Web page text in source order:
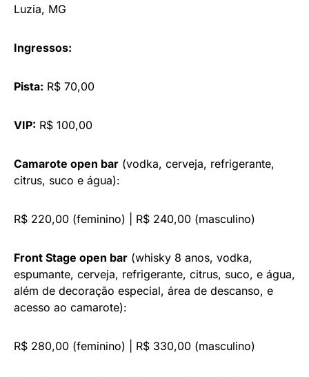
Luzia, MG
Ingressos:
Pista: R$ 70,00
VIP: R$ 100,00
Camarote open bar (vodka, cerveja, refrigerante,
citrus, suco e água):
R$ 220,00 (feminino) | R$ 240,00 (masculino)
Front Stage open bar (whisky 8 anos, vodka,
espumante, cerveja, refrigerante, citrus, suco, e água,
além de decoração especial, área de descanso, e
acesso ao camarote):
R$ 280,00 (feminino) | R$ 330,00 (masculino)